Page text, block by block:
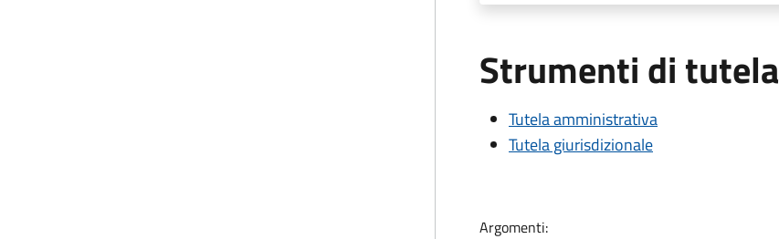
Strumenti di tutela
Tutela amministrativa
Tutela giurisdizionale
Argomenti: